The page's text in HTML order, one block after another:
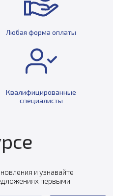
Любая форма оплаты
Квалифицированные
специалисты
и узнавайте
первыми